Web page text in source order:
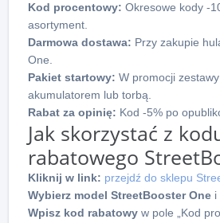
Kod procentowy: Okresowe kody -
asortyment.
Darmowa dostawa: Przy zakupie
One.
Pakiet startowy: W promocji
akumulatorem lub torbą.
Rabat za opinię: Kod -5% po
Jak skorzystać z
rabatowego
Kliknij w link: przejdź do sklepu
Wybierz model StreetBooster One i
Wpisz kod rabatowy w pole „Kod